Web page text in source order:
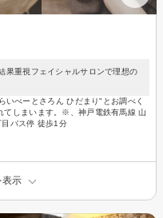
果重視フェイシャルサロンで理想の
べーとさろん ひだまり"とお調べく
てしまいます。※、神戸電鉄有馬線 山
バス停 徒歩1分
表示